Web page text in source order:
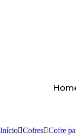
Início Cofres Cofre